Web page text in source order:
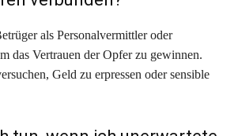
als Personalvermittler oder
das Vertrauen der Opfer zu gewinnen.
Geld zu erpressen oder sensible